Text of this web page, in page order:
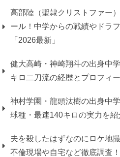
高部陸（聖隷クリストファー
ール！中学からの戦績やドラ
「2026最新」
健大高崎・神崎翔斗の出身中
キロ二刀流の経歴とプロフィ
神村学園・龍頭汰樹の出身中
球種・最速140キロの実力を紹
夫を殺したはずなのにロケ地
不倫現場や自宅など徹底調査